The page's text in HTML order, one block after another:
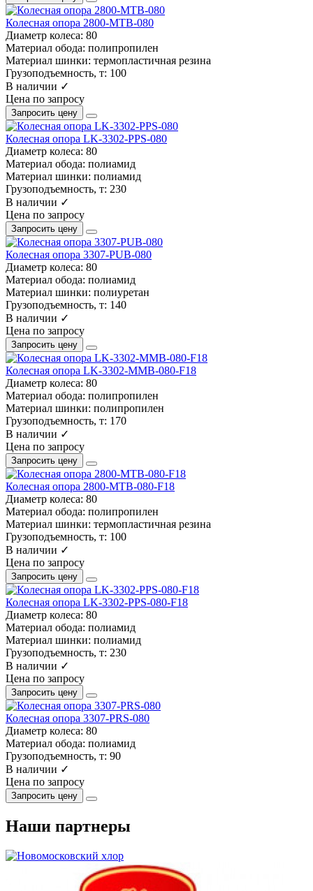
Колесная опора 2800-MTB-080
Диаметр колеса: 80
Материал обода: полипропилен
Материал шинки: термопластичная резина
Грузоподъемность, т: 100
В наличии ✓
Цена по запросу
Запросить цену
Колесная опора LK-3302-PPS-080
Диаметр колеса: 80
Материал обода: полиамид
Материал шинки: полиамид
Грузоподъемность, т: 230
В наличии ✓
Цена по запросу
Запросить цену
Колесная опора 3307-PUB-080
Диаметр колеса: 80
Материал обода: полиамид
Материал шинки: полиуретан
Грузоподъемность, т: 140
В наличии ✓
Цена по запросу
Запросить цену
Колесная опора LK-3302-MMB-080-F18
Диаметр колеса: 80
Материал обода: полипропилен
Материал шинки: полипропилен
Грузоподъемность, т: 170
В наличии ✓
Цена по запросу
Запросить цену
Колесная опора 2800-MTB-080-F18
Диаметр колеса: 80
Материал обода: полипропилен
Материал шинки: термопластичная резина
Грузоподъемность, т: 100
В наличии ✓
Цена по запросу
Запросить цену
Колесная опора LK-3302-PPS-080-F18
Диаметр колеса: 80
Материал обода: полиамид
Материал шинки: полиамид
Грузоподъемность, т: 230
В наличии ✓
Цена по запросу
Запросить цену
Колесная опора 3307-PRS-080
Диаметр колеса: 80
Материал обода: полиамид
Грузоподъемность, т: 90
В наличии ✓
Цена по запросу
Запросить цену
Наши партнеры